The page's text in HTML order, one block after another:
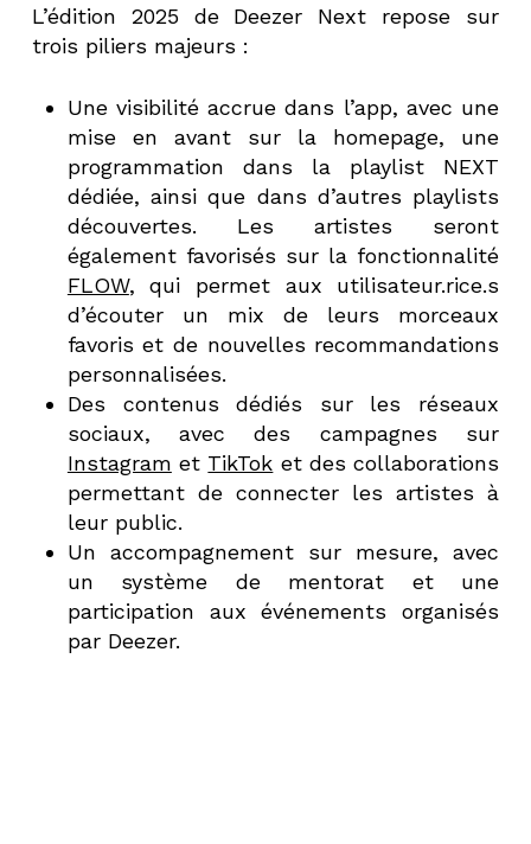
L’édition 2025 de Deezer Next repose sur
trois piliers majeurs :
Une visibilité accrue dans l’app, avec une
mise en avant sur la homepage, une
programmation dans la playlist NEXT
dédiée, ainsi que dans d’autres playlists
découvertes. Les artistes seront
également favorisés sur la fonctionnalité
FLOW, qui permet aux utilisateur.rice.s
d’écouter un mix de leurs morceaux
favoris et de nouvelles recommandations
personnalisées.
Des contenus dédiés sur les réseaux
sociaux, avec des campagnes sur
Instagram et TikTok et des collaborations
permettant de connecter les artistes à
leur public.
Un accompagnement sur mesure, avec
un système de mentorat et une
participation aux événements organisés
par Deezer.